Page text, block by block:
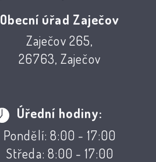
Obecní úřad Zaječov
Zaječov 265,
26763, Zaječov
Úřední hodiny:
Pondělí: 8:00 - 17:00
Středa: 8:00 - 17:00